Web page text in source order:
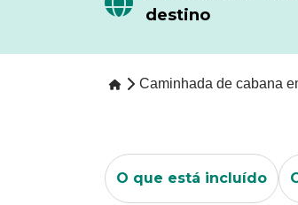
destino
Caminhada de cabana
O que está incluído